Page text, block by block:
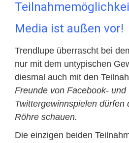
Media ist außen vor!
Trendlupe überrascht bei
nur mit dem untypischen
diesmal auch mit den
Freunde von Facebook- und
Twittergewinnspielen dürfen
Röhre schauen.
Die einzigen beiden